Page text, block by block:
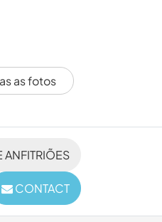
as fotos
ANFITRIÕES
CONTACT